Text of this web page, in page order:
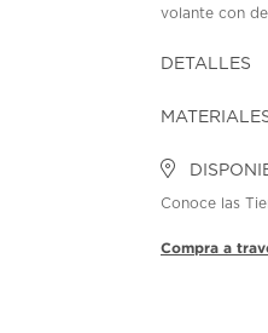
volante con
DETALLES
Conoce las
Compra a